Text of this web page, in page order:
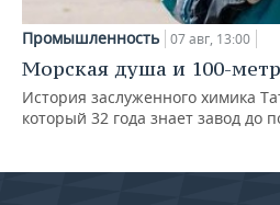
Промышленность 07 авг, 13:00
Морская душа и 100-
История заслуженного химика
который 32 года знает завод до